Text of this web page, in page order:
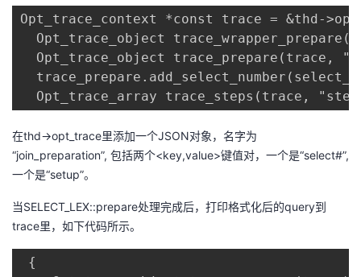
Opt_trace_context *const trace = &thd-
Opt_trace_object
Opt_trace_object trace_prepare(trace,
Opt_trace_array trace_steps(trace,
在thd->opt_trace里添加一个JSON对象，名字为
“join_preparation”, 包括两个<key,value>键值对，一个是“select#”,
一个是“setup”。
当SELECT_LEX::prepare处理完成后，打印格式化后的query到
trace里，如下代码所示。
{